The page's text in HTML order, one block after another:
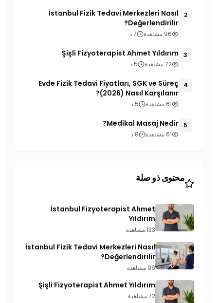
2
İstanbul Fizik Tedavi Merkezleri Nasıl
Değerlendirilir?
96 مشاهدة 7 د
3
Şişli Fizyoterapist Ahmet Yıldırım
72 مشاهدة 5 د
4
Evde Fizik Tedavi Fiyatları, SGK ve Süreç
(2026) Nasıl Karşılanır?
61 مشاهدة 5 د
5
Medikal Masaj Nedir?
61 مشاهدة 8 د
محتوى ذو صلة
İstanbul Fizyoterapist Ahmet
Yıldırım
133 مشاهدة
İstanbul Fizik Tedavi Merkezleri Nasıl
Değerlendirilir?
96 مشاهدة
Şişli Fizyoterapist Ahmet Yıldırım
72 مشاهدة